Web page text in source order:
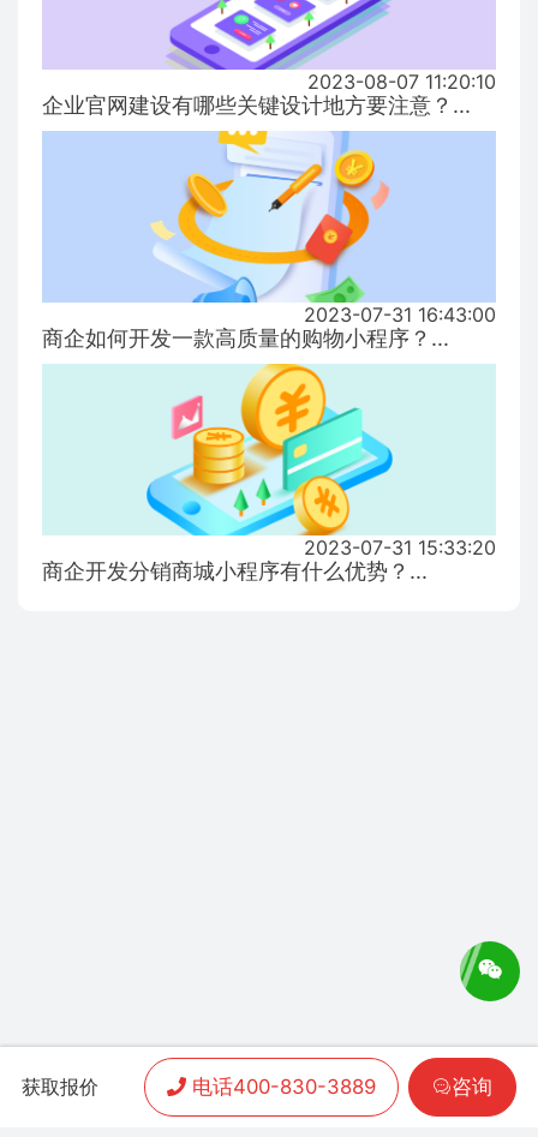
2023-08-07 11:20:10
企业官网建设有哪些关键设计地方要注意？...
2023-07-31 16:43:00
商企如何开发一款高质量的购物小程序？...
2023-07-31 15:33:20
商企开发分销商城小程序有什么优势？...
获取报价 电话400-830-3889 咨询